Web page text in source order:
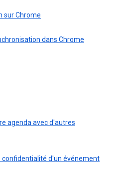
sur Chrome
dans Chrome
agenda avec d'autres
d'un événement